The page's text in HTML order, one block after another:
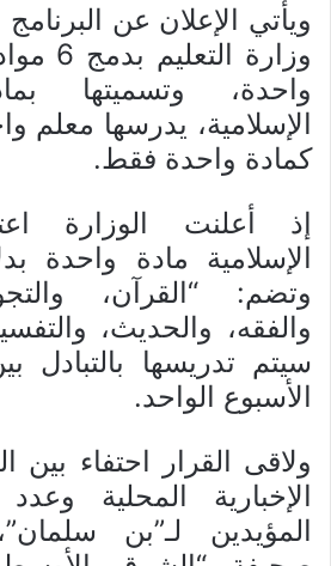
ويأتي الإعلان عن
وزارة
واحدة، وتسميتها
الإسلامية، يدرسها معلم
كمادة واحدة فقط.
إذ أعلنت الوزارة
وتضم: “القرآن،
والفقه، والحديث،
سيتم تدريسها بالتبادل
الأسبوع الواحد.
ولاقى القرار احتفاء بين
الإخبارية المحلية
المؤيدين لـ”بن